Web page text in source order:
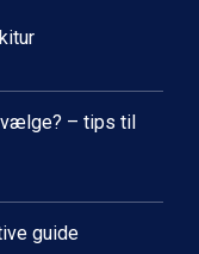
– tips til
guide